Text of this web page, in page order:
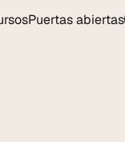
Puertas abiertas